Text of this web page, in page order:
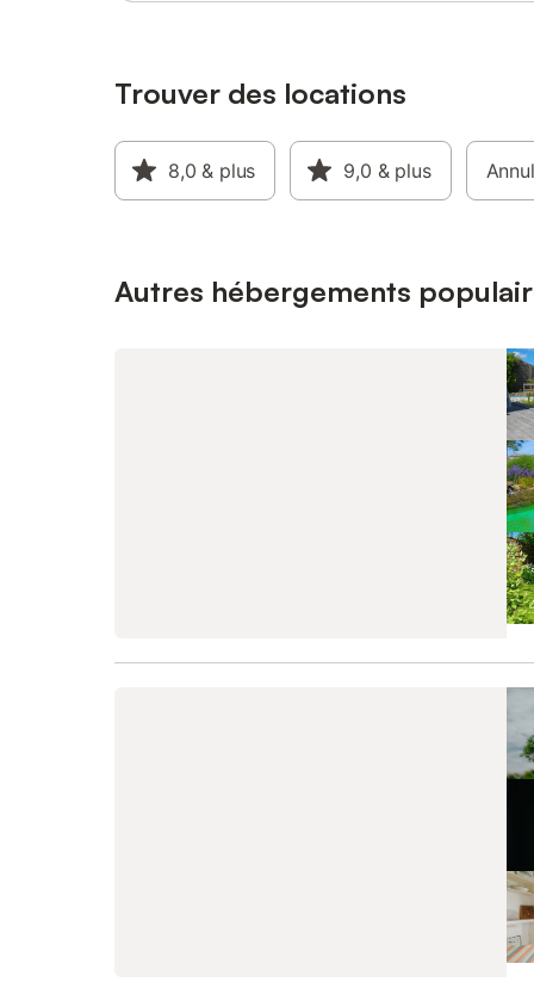
Trouver des locations
8,0 & plus 9,0 & plus
Autres hébergements